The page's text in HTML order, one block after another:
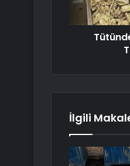
İlgili